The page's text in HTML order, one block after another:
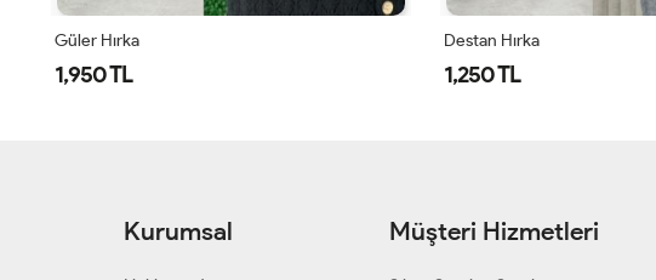
Güler Hırka
1,950 TL
Destan Hırka
1,250 TL
Kurumsal Müşteri Hizmetleri